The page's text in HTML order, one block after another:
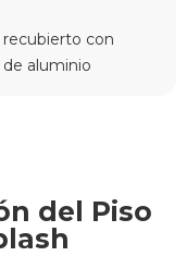
con
aluminio
del Piso